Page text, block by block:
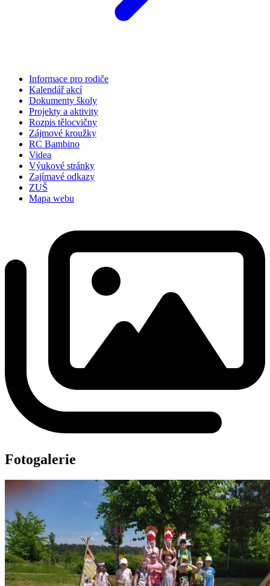
Informace pro rodiče
Kalendář akcí
Dokumenty školy
Projekty a aktivity
Rozpis tělocvičny
Zájmové kroužky
RC Bambino
Videa
Výukové stránky
Zajímavé odkazy
ZUŠ
Mapa webu
Fotogalerie